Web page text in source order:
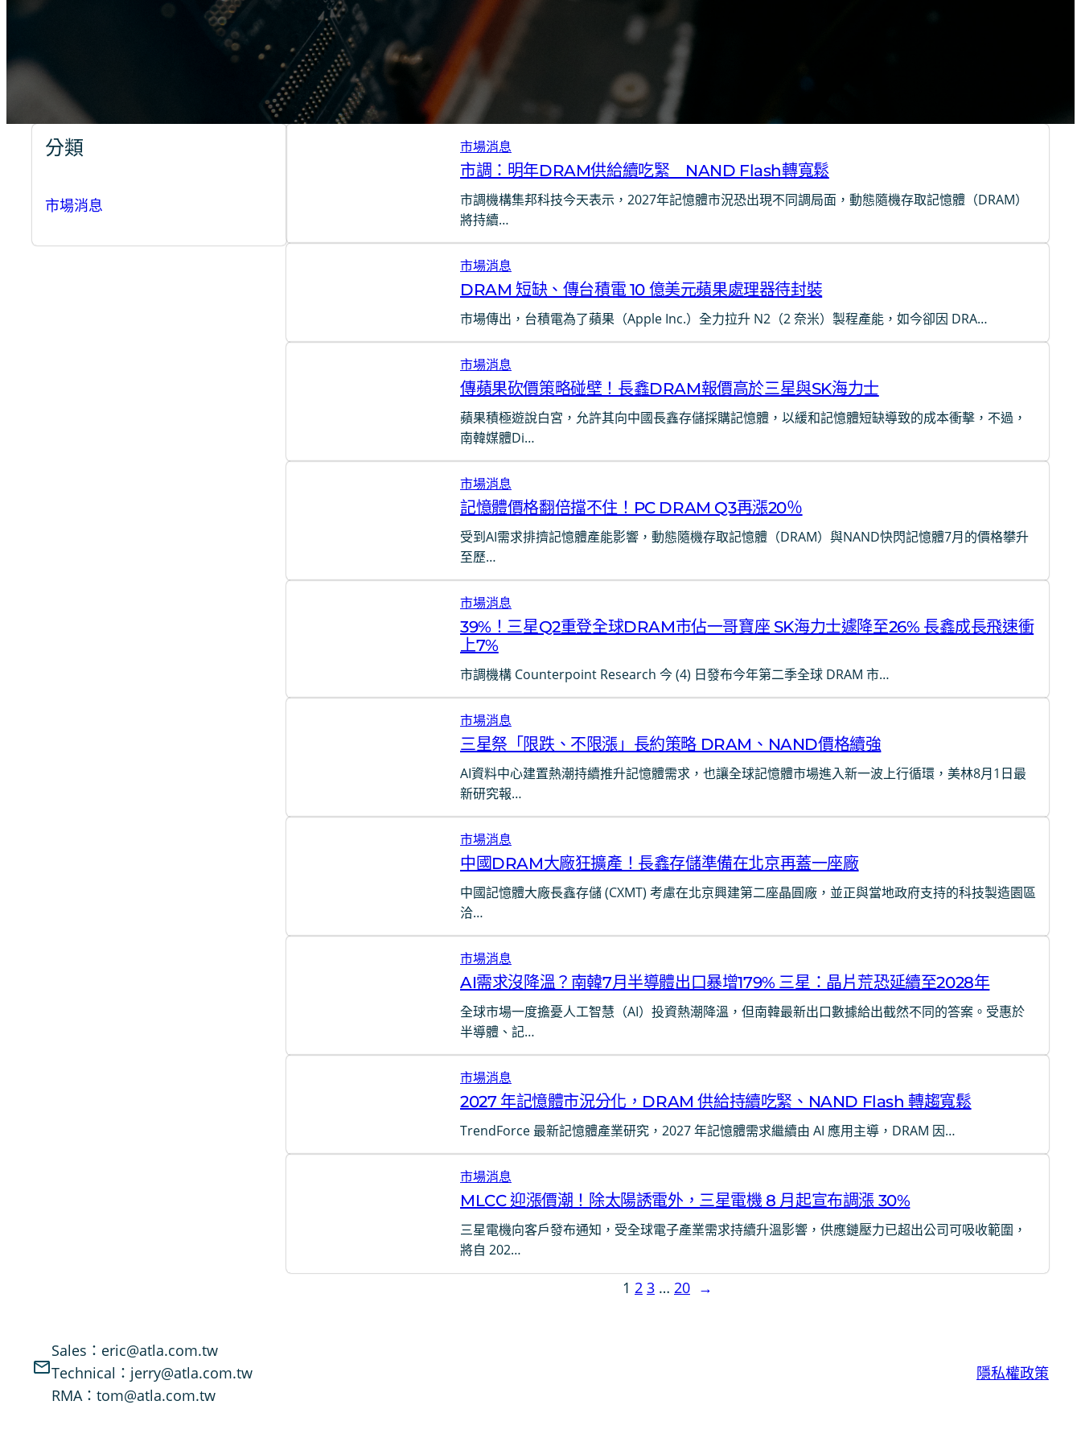
分類
市場消息
市場消息
市調：明年DRAM供給續吃緊 NAND Flash轉寬鬆
市調機構集邦科技今天表示，2027年記憶體市況恐出現不同調局面，動態隨機存取記憶體（DRAM）
將持續…
市場消息
DRAM 短缺、傳台積電 10 億美元蘋果處理器待封裝
市場傳出，台積電為了蘋果（Apple Inc.）全力拉升 N2（2 奈米）製程產能，如今卻因 DRA…
市場消息
傳蘋果砍價策略碰壁！長鑫DRAM報價高於三星與SK海力士
蘋果積極遊說白宮，允許其向中國長鑫存儲採購記憶體，以緩和記憶體短缺導致的成本衝擊，不過，
南韓媒體Di…
市場消息
記憶體價格翻倍擋不住！PC DRAM Q3再漲20％
受到AI需求排擠記憶體產能影響，動態隨機存取記憶體（DRAM）與NAND快閃記憶體7月的價格攀升
至歷…
市場消息
39%！三星Q2重登全球DRAM市佔一哥寶座 SK海力士遽降至26% 長鑫成長飛速衝
上7%
市調機構 Counterpoint Research 今 (4) 日發布今年第二季全球 DRAM 市…
市場消息
三星祭「限跌、不限漲」長約策略 DRAM、NAND價格續強
AI資料中心建置熱潮持續推升記憶體需求，也讓全球記憶體市場進入新一波上行循環，美林8月1日最
新研究報…
市場消息
中國DRAM大廠狂擴產！長鑫存儲準備在北京再蓋一座廠
中國記憶體大廠長鑫存儲 (CXMT) 考慮在北京興建第二座晶圓廠，並正與當地政府支持的科技製造園區
洽…
市場消息
AI需求沒降溫？南韓7月半導體出口暴增179% 三星：晶片荒恐延續至2028年
全球市場一度擔憂人工智慧（AI）投資熱潮降溫，但南韓最新出口數據給出截然不同的答案。受惠於
半導體、記…
市場消息
2027 年記憶體市況分化，DRAM 供給持續吃緊、NAND Flash 轉趨寬鬆
TrendForce 最新記憶體產業研究，2027 年記憶體需求繼續由 AI 應用主導，DRAM 因…
市場消息
MLCC 迎漲價潮！除太陽誘電外，三星電機 8 月起宣布調漲 30%
三星電機向客戶發布通知，受全球電子產業需求持續升溫影響，供應鏈壓力已超出公司可吸收範圍，
將自 202…
1 2 3 … 20 →
Sales：eric@atla.com.tw
Technical：jerry@atla.com.tw
RMA：tom@atla.com.tw
隱私權政策